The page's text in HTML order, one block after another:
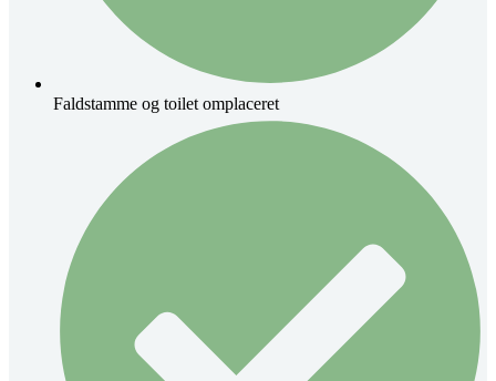
Faldstamme og toilet omplaceret